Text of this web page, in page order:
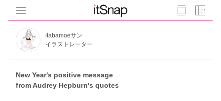
itabamoeサン
イラストレーター
New Year's positive message
from Audrey Hepburn's quotes